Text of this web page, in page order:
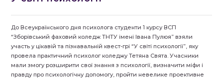
До Всеукраїнського дня психолога студенти 1 курсу ВСП
“Зборівський фаховий коледж ТНТУ імені Івана Пулюя” взяли
участь у цікавій та пізнавальній квест-грі “У світі психології”, яку
провела практичний психолог коледжу Тетяна Свята. Учасники
мали змогу розширити свої знання з психології, визначити міфи і
правду про психологічну допомогу, пройти невелике проективне